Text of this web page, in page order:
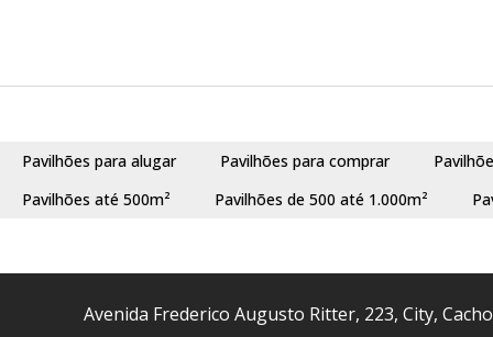
Pavilhões para alugar Pavilhões para comprar
Pavilhões até 500m²
Pavilhões de 500 até 1.000m²
Avenida Frederico Augusto Ritter, 223, City,